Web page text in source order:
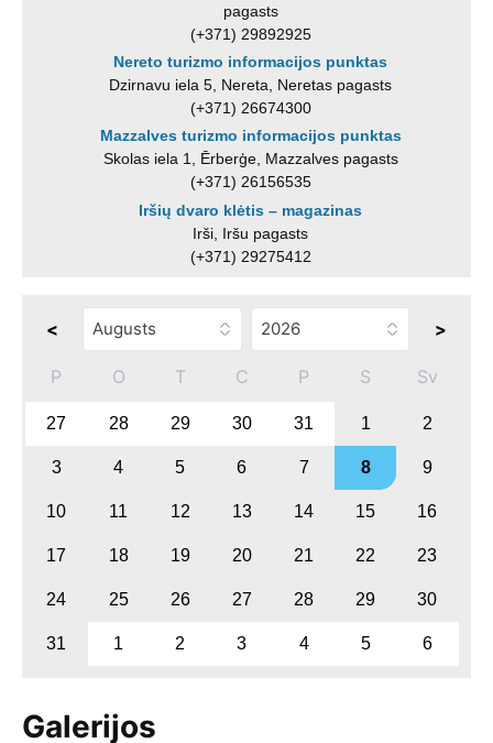
pagasts
(+371) 29892925
Nereto turizmo informacijos punktas
Dzirnavu iela 5, Nereta, Neretas pagasts
(+371) 26674300
Mazzalves turizmo informacijos punktas
Skolas iela 1, Ērberģe, Mazzalves pagasts
(+371) 26156535
Iršių dvaro klėtis – magazinas
Irši, Iršu pagasts
(+371) 29275412
< >
P O T C P S Sv
27 28 29 30 31 1 2
3 4 5 6 7 8 9
10 11 12 13 14 15 16
17 18 19 20 21 22 23
24 25 26 27 28 29 30
31 1 2 3 4 5 6
Galerijos